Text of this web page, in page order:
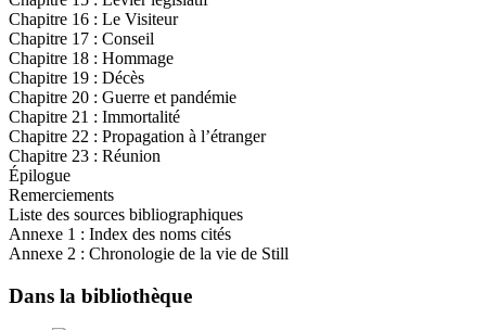
Chapitre 16 : Le Visiteur
Chapitre 17 : Conseil
Chapitre 18 : Hommage
Chapitre 19 : Décès
Chapitre 20 : Guerre et pandémie
Chapitre 21 : Immortalité
Chapitre 22 : Propagation à l’étranger
Chapitre 23 : Réunion
Épilogue
Remerciements
Liste des sources bibliographiques
Annexe 1 : Index des noms cités
Annexe 2 : Chronologie de la vie de Still
Dans la bibliothèque